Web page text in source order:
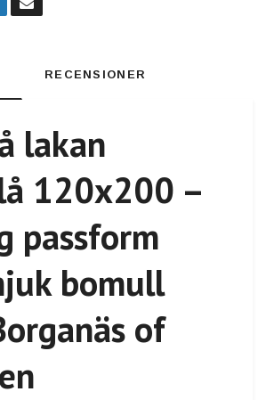
RECENSIONER
lakan
120x200 –
passform
bomull
of